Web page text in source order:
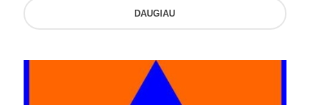
DAUGIAU